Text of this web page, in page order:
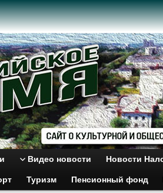
Видео новости Новости
Туризм Пенсионный фонд